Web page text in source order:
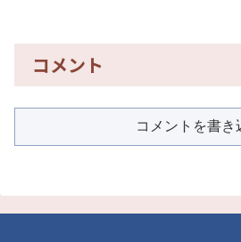
コメント
コメントを書き